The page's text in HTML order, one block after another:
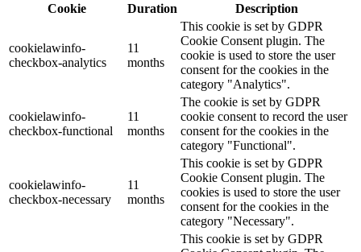
Cookie
Duration Description
cookielawinfo-
checkbox-analytics
11
months
This cookie is set by GDPR
Cookie Consent plugin. The
cookie is used to store the user
consent for the cookies in the
category "Analytics".
cookielawinfo-
checkbox-functional
11
months
The cookie is set by GDPR
cookie consent to record the user
consent for the cookies in the
category "Functional".
cookielawinfo-
checkbox-necessary
11
months
This cookie is set by GDPR
Cookie Consent plugin. The
cookies is used to store the user
consent for the cookies in the
category "Necessary".
This cookie is set by GDPR